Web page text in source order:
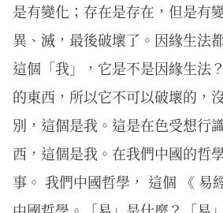
是有變化；存在是存在，但是有
異、滅，最後破壞了。因緣生法
這個「我」，它是不是因緣生法
的東西，所以它不可以破壞的，
別，這個是我。這是在色受想行
西，這個是我。在我們中國的哲
事。 我們中國哲學， 這個 《 易